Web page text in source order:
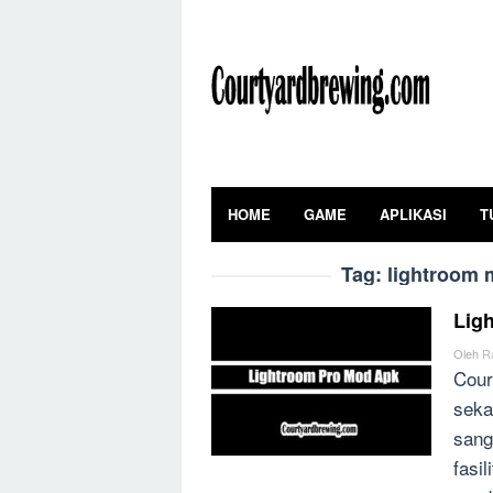
content
HOME GAME APLIKASI
Tag: lightroom
Oleh